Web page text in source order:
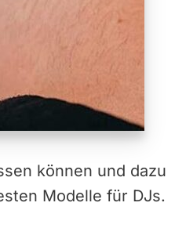
können und dazu
Modelle für DJs.